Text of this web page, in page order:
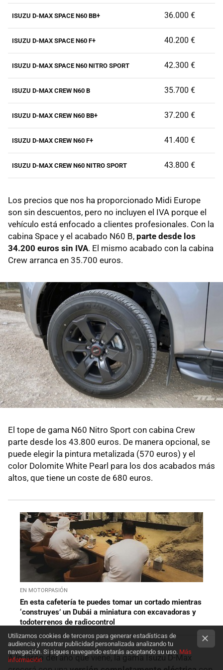
ISUZU D-MAX SPACE N60 BB+ 36.000 €
ISUZU D-MAX SPACE N60 F+ 40.200 €
ISUZU D-MAX SPACE N60 NITRO SPORT 42.300 €
ISUZU D-MAX CREW N60 B 35.700 €
ISUZU D-MAX CREW N60 BB+ 37.200 €
ISUZU D-MAX CREW N60 F+ 41.400 €
ISUZU D-MAX CREW N60 NITRO SPORT 43.800 €
Los precios que nos ha proporcionado Midi Europe
son sin descuentos, pero no incluyen el IVA porque el
vehículo está enfocado a clientes profesionales. Con la
cabina Space y el acabado N60 B, parte desde los
34.200 euros sin IVA. El mismo acabado con la cabina
Crew arranca en 35.700 euros.
El tope de gama N60 Nitro Sport con cabina Crew
parte desde los 43.800 euros. De manera opcional, se
puede elegir la pintura metalizada (570 euros) y el
color Dolomite White Pearl para los dos acabados más
altos, que tiene un coste de 680 euros.
EN MOTORPASIÓN
En esta cafetería te puedes tomar un cortado mientras
‘construyes’ un Dubái a miniatura con excavadoras y
todoterrenos de radiocontrol
A lo largo del año que viene, la gama Isuzu D-Max
Utilizamos cookies de terceros para generar estadísticas de
audiencia y mostrar publicidad personalizada analizando tu
navegación. Si sigues navegando estarás aceptando su uso. Más
información